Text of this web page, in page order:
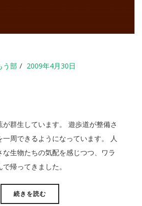
う部 2009年4月30日
群生しています。 遊歩道が整備さ
周できるようになっています。 人
生物たちの気配を感じつつ、ワラ
で帰ってきました。
続きを読む